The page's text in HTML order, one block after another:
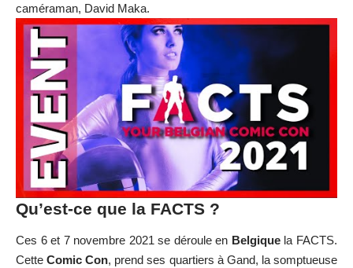
caméraman, David Maka.
Qu’est-ce que la FACTS ?
Ces 6 et 7 novembre 2021 se déroule en Belgiquela FACTS.
CetteComic Con, prend ses quartiers à Gand, la somptueuse